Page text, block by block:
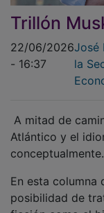
Trillón
- 16:37
la
Atlántico y el
posibilidad de
ficción como el